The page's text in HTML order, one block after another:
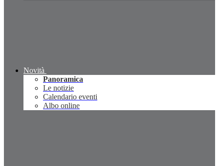
Novità
Panoramica
Le notizie
Calendario eventi
Albo online